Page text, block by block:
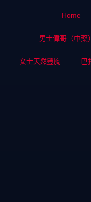
Home
男士偉哥（中藥）
女士天然豐胸 巴